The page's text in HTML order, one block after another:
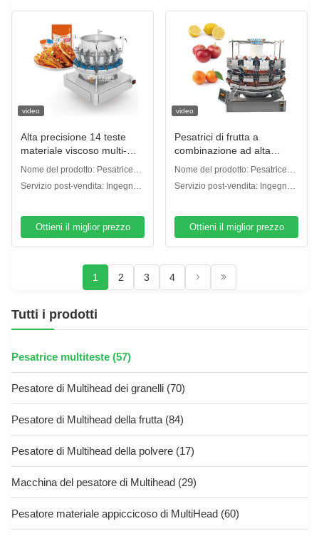
video
Alta precisione 14 teste
materiale viscoso multi-
testa pesatrice carne tritata
carne a fette piccolo pesce
confezionatore
Nome del prodotto: Pesatrice
multiteste
Servizio post-vendita: Ingegneri
Ottieni il miglior prezzo
video
Pesatrici di frutta a
combinazione ad alta
precisione Orange Multi
Nome del prodotto: Pesatrice
multiteste
Servizio post-vendita: Ingegneri
Ottieni il miglior prezzo
1 2 3 4
Tutti i prodotti
Pesatrice multiteste (57)
Pesatore di Multihead dei granelli (70)
Pesatore di Multihead della frutta (84)
Pesatore di Multihead della polvere (17)
Macchina del pesatore di Multihead (29)
Pesatore materiale appiccicoso di MultiHead (60)